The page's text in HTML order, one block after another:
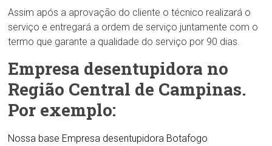
Assim após a aprovação do cliente o técnico realizará o
serviço e entregará a ordem de serviço juntamente com o
termo que garante a qualidade do serviço por 90 dias.
Empresa desentupidora no
Região Central de Campinas.
Por exemplo:
Nossa base Empresa desentupidora Botafogo